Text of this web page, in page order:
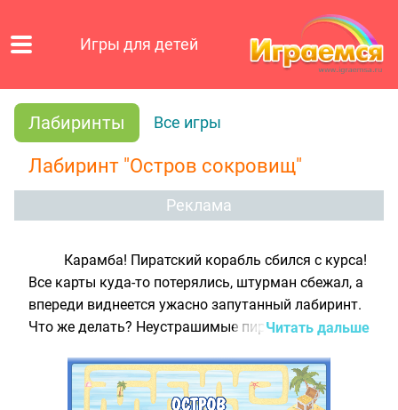
Игры для детей
Лабиринты Все игры
Лабиринт "Остров сокровищ"
Реклама
Карамба! Пиратский корабль сбился с курса!
Все карты куда-то потерялись, штурман сбежал, а
впереди виднеется ужасно запутанный лабиринт.
Что же делать? Неустрашимые пираты совсем
заветного острова с сокровищами.
Но выход есть всегда! Помоги отважным
Читать дальше